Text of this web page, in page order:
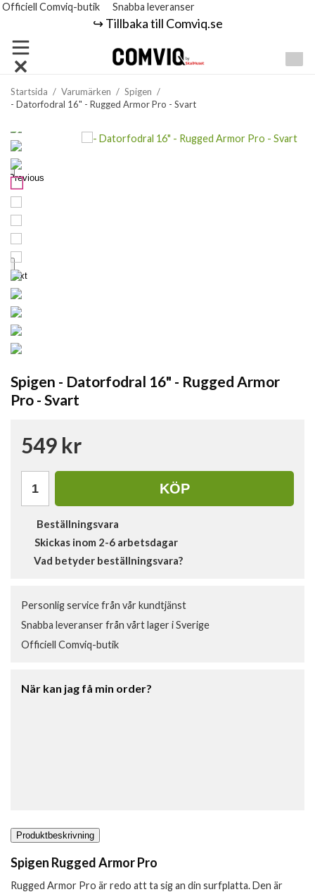
Officiell Comviq-butik Snabba leveranser
↪️ Tillbaka till Comviq.se
Startsida / Varumärken / Spigen /
- Datorfodral 16" - Rugged Armor Pro - Svart
Previous
Next
Spigen - Datorfodral 16" - Rugged Armor
Pro - Svart
549 kr
KÖP
Beställningsvara
Skickas inom 2-6 arbetsdagar
Vad betyder beställningsvara?
Personlig service från vår kundtjänst
Snabba leveranser från vårt lager i Sverige
Officiell Comviq-butik
När kan jag få min order?
Produktbeskrivning
Spigen Rugged Armor Pro
Rugged Armor Pro är redo att ta sig an din surfplatta. Den är